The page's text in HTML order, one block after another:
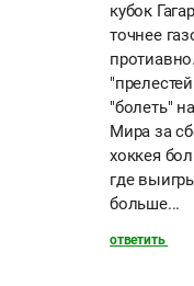
кубок
точнее
"болеть"
Мира за
хоккея
где
больше...
ответить